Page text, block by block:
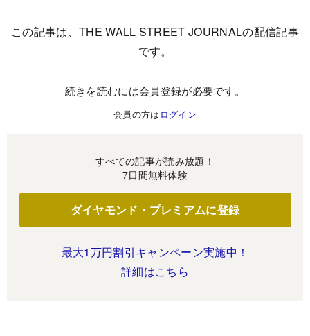
この記事は、THE WALL STREET JOURNALの配信記事
です。
続きを読むには会員登録が必要です。
会員の方は ログイン
すべての記事が読み放題！
7日間無料体験
ダイヤモンド・プレミアムに登録
最大1万円割引キャンペーン実施中！
詳細はこちら